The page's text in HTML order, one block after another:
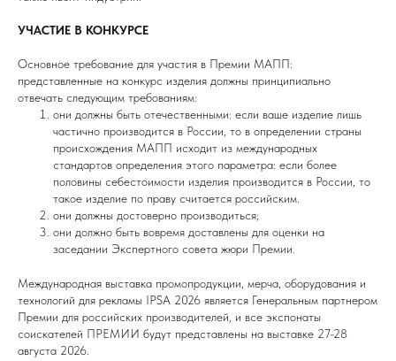
УЧАСТИЕ В КОНКУРСЕ
Основное требование для участия в Премии МАПП:
представленные на конкурс изделия должны принципиально
отвечать следующим требованиям:
они должны быть отечественными: если ваше изделие лишь
частично производится в России, то в определении страны
происхождения МАПП исходит из международных
стандартов определения этого параметра: если более
половины себестоимости изделия производится в России, то
такое изделие по праву считается российским.
они должны достоверно производиться;
они должно быть вовремя доставлены для оценки на
заседании Экспертного совета жюри Премии.
Международная выставка промопродукции, мерча, оборудования и
технологий для рекламы IPSA 2026 является Генеральным партнером
Премии для российских производителей, и все экспонаты
соискателей ПРЕМИИ будут представлены на выставке 27-28
августа 2026.